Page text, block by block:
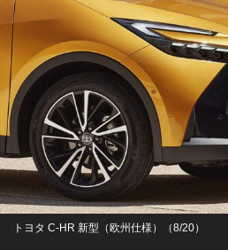
トヨタ C-HR 新型（欧州仕様）（8/20）